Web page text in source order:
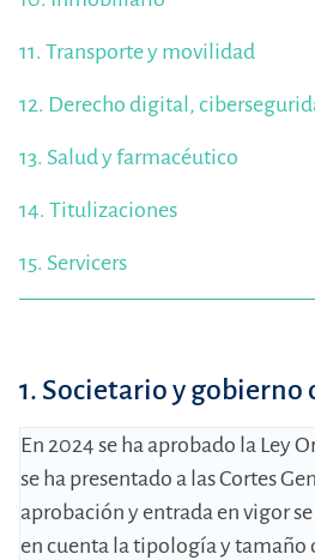
11. Transporte y movilidad
12. Derecho digital,
13. Salud y farmacéutico
14. Titulizaciones
15. Servicers
1. Societario y gobierno
En 2024 se ha aprobado la Ley
se ha presentado a las Cortes
aprobación y entrada en vigor
en cuenta la tipología y tamaño